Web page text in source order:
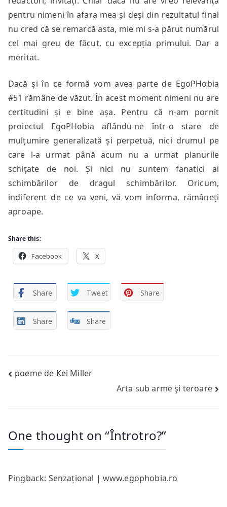
pentru nimeni în afara mea și deși din rezultatul final
nu cred că se remarcă asta, mie mi s-a părut numărul
cel mai greu de făcut, cu excepția primului. Dar a
meritat.
Dacă și în ce formă vom avea parte de EgoPHobia
#51 rămâne de văzut. În acest moment nimeni nu are
certitudini și e bine așa. Pentru că n-am pornit
proiectul EgoPHobia aflându-ne într-o stare de
mulțumire generalizată și perpetuă, nici drumul pe
care l-a urmat până acum nu a urmat planurile
schițate de noi. Și nici nu suntem fanatici ai
schimbărilor de dragul schimbărilor. Oricum,
indiferent de ce va veni, vă vom informa, rămâneți
aproape.
Share this:
Facebook X
Share Tweet Share
Share Share
Post
poeme de Kei Miller
Arta sub arme şi teroare
One thought on “Întrotro?”
Pingback: Senzațional | www.egophobia.ro